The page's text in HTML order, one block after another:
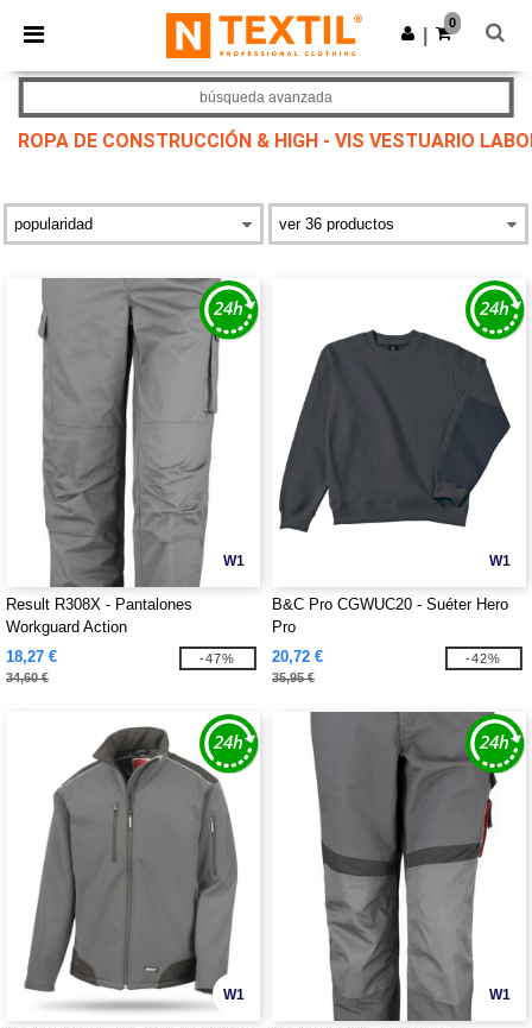
× App de Ntextil
¡Mejores precios en app!
Descargar app
0
ROPA DE CONSTRUCCIÓN & HIGH - VIS VESTUARIO
búsqueda avanzada
W1
Result R308X - Pantalones
Workguard Action
18,27 €
34,60 €
-47%
W1
B&C Pro CGWUC20 - Suéter Hero
Pro
20,72 €
35,95 €
-42%
W1 W1